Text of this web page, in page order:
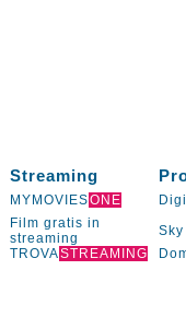
Streaming
MYMOVIESONE
Film gratis in
streaming
Sky
TROVASTREAMING